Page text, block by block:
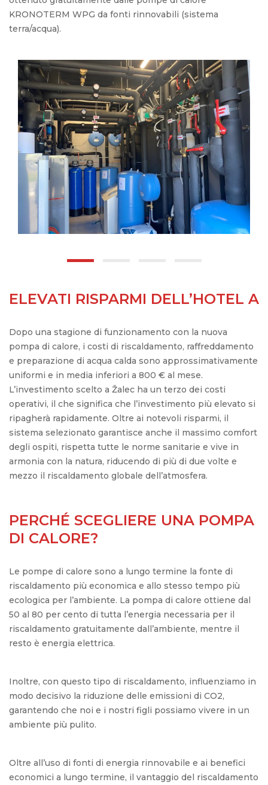
KRONOTERM WPG da fonti rinnovabili (sistema
terra/acqua).
ELEVATI RISPARMI DELL’HOTEL A
Dopo una stagione di funzionamento con la nuova
pompa di calore, i costi di riscaldamento, raffreddamento
e preparazione di acqua calda sono approssimativamente
uniformi e in media inferiori a 800 € al mese.
L’investimento scelto a Žalec ha un terzo dei costi
operativi, il che significa che l’investimento più elevato si
ripagherà rapidamente. Oltre ai notevoli risparmi, il
sistema selezionato garantisce anche il massimo comfort
degli ospiti, rispetta tutte le norme sanitarie e vive in
armonia con la natura, riducendo di più di due volte e
mezzo il riscaldamento globale dell’atmosfera.
PERCHÉ SCEGLIERE UNA POMPA
DI CALORE?
Le pompe di calore sono a lungo termine la fonte di
riscaldamento più economica e allo stesso tempo più
ecologica per l’ambiente. La pompa di calore ottiene dal
50 al 80 per cento di tutta l’energia necessaria per il
riscaldamento gratuitamente dall’ambiente, mentre il
resto è energia elettrica.
Inoltre, con questo tipo di riscaldamento, influenziamo in
modo decisivo la riduzione delle emissioni di CO2,
garantendo che noi e i nostri figli possiamo vivere in un
ambiente più pulito.
Oltre all’uso di fonti di energia rinnovabile e ai benefici
economici a lungo termine, il vantaggio del riscaldamento